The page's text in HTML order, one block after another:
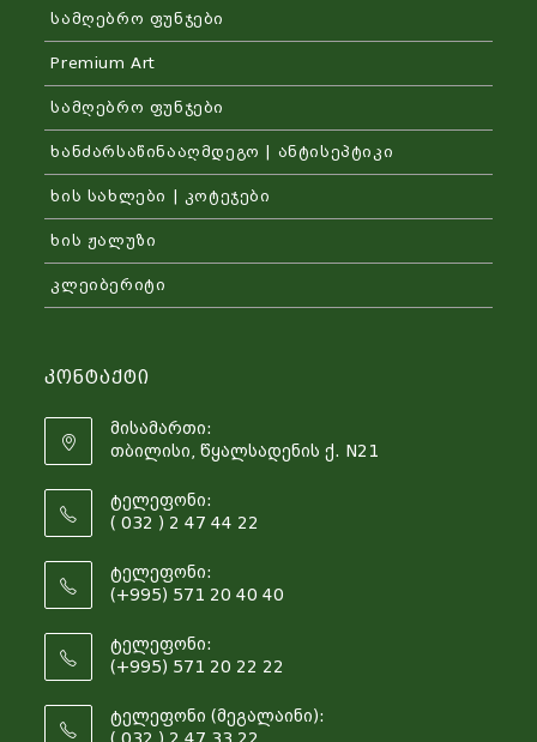
სამღებრო ფუნჯები
Premium Art
სამღებრო ფუნჯები
ხანძარსაწინააღმდეგო | ანტისეპტიკი
ხის სახლები | კოტეჯები
ხის ჟალუზი
კლეიბერიტი
Კონტაქტი
მისამართი:
თბილისი, წყალსადენის ქ. N21
ტელეფონი:
( 032 ) 2 47 44 22
ტელეფონი:
(+995) 571 20 40 40
ტელეფონი:
(+995) 571 20 22 22
ტელეფონი (მეგალაინი):